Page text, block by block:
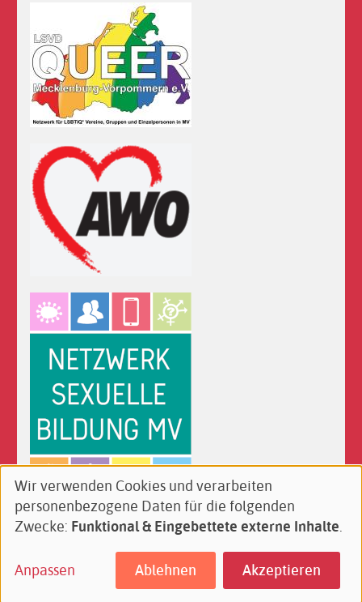
Follow
on:
Facebook
YouTubeInstagram
Footer Kontakt Impressum Datenschutz
Verwendung
von
personenbezogenen
und
Wir verwenden Cookies und verarbeiten
personenbezogene Daten für die folgenden
Zwecke: Funktional & Eingebettete externe Inhalte.
Anpassen Ablehnen Akzeptieren